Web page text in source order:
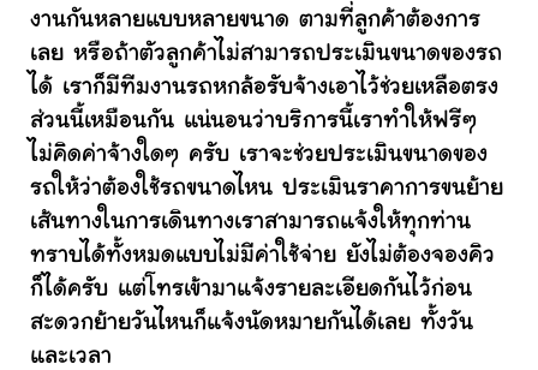
งานกันหลายแบบหลายขนาด ตามที่ลูกค้าต้องการ
เลย หรือถ้าตัวลูกค้าไม่สามารถประเมินขนาดของรถ
ได้ เราก็มีทีมงานรถหกล้อรับจ้างเอาไว้ช่วยเหลือตรง
ส่วนนี้เหมือนกัน แน่นอนว่าบริการนี้เราทำให้ฟรีๆ
ไม่คิดค่าจ้างใดๆ ครับ เราจะช่วยประเมินขนาดของ
รถให้ว่าต้องใช้รถขนาดไหน ประเมินราคาการขนย้าย
เส้นทางในการเดินทางเราสามารถแจ้งให้ทุกท่าน
ทราบได้ทั้งหมดแบบไม่มีค่าใช้จ่าย ยังไม่ต้องจองคิว
ก็ได้ครับ แต่โทรเข้ามาแจ้งรายละเอียดกันไว้ก่อน
สะดวกย้ายวันไหนก็แจ้งนัดหมายกันได้เลย ทั้งวัน
และเวลา